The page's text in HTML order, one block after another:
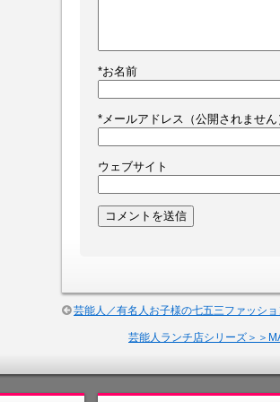
*お名前
*メールアドレス（公開されません
ウェブサイト
芸能人／有名人お子様の七五三ファッシ
芸能人ランチ店シリーズ＞＞